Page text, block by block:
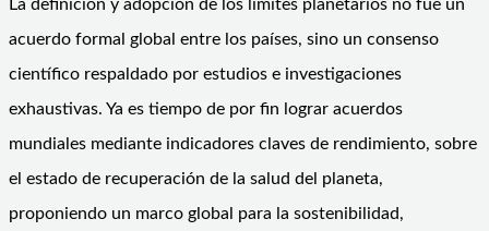
La definición y adopción de los límites planetarios no fue un
acuerdo formal global entre los países, sino un consenso
científico respaldado por estudios e investigaciones
exhaustivas. Ya es tiempo de por fin lograr acuerdos
mundiales mediante indicadores claves de rendimiento, sobre
el estado de recuperación de la salud del planeta,
proponiendo un marco global para la sostenibilidad,